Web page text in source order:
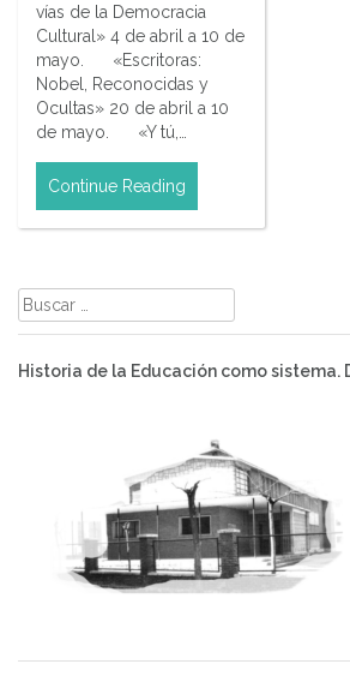
vías de la Democracia
Cultural» 4 de abril a 10 de
mayo. «Escritoras:
Nobel, Reconocidas y
Ocultas» 20 de abril a 10
de mayo. «Y tú,…
Continue Reading
Buscar:
Historia de la Educación como sistema.